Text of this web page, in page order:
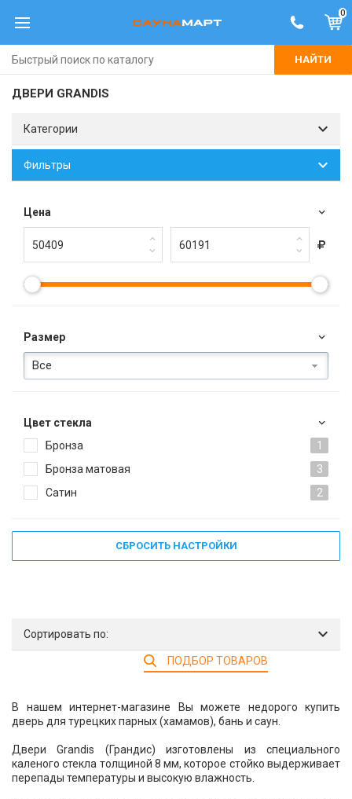
0
НАЙТИ
ДВЕРИ GRANDIS
Категории
Фильтры
Цена
Размер
Все
Цвет стекла
Бронза
1
Бронза матовая
3
Сатин
2
СБРОСИТЬ НАСТРОЙКИ
Сортировать по:
ПОДБОР ТОВАРОВ
В нашем интернет-магазине Вы можете недорого купить
дверь для турецких парных (хамамов), бань и саун.
Двери Grandis (Грандис) изготовлены из специального
каленого стекла толщиной 8 мм, которое стойко выдерживает
перепады температуры и высокую влажность.